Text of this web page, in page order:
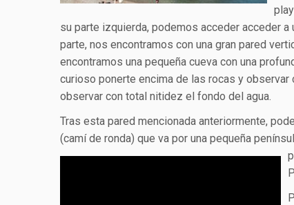
su parte izquierda, podemos acceder acceder a
parte, nos encontramos con una gran pared
encontramos una pequeña cueva con una
curioso ponerte encima de las rocas y
observar con total nitidez el fondo del agua.
Tras esta pared mencionada anteriormente,
(camí de ronda) que va por una pequeña